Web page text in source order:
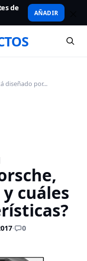
de
AÑADIR
diseñado por...
cuáles
· 0